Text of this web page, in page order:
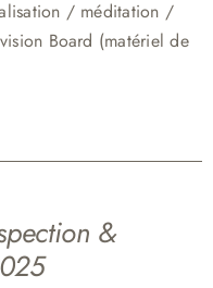
/ méditation /
Board (matériel de
&